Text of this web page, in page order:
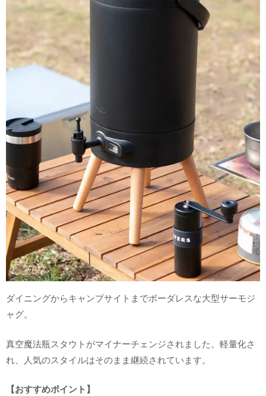
ダイニングからキャンプサイトまでボーダレスな大型サーモジ
ャグ。
真空魔法瓶スタウトがマイナーチェンジされました。軽量化さ
れ、人気のスタイルはそのまま継続されています。
【おすすめポイント】